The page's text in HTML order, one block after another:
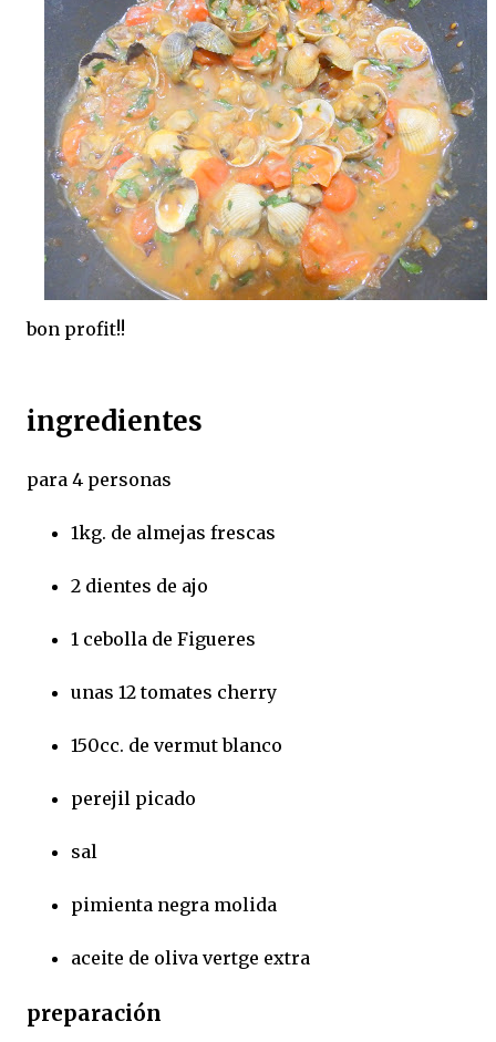
bon profit!!
ingredientes
para 4 personas
1kg. de almejas frescas
2 dientes de ajo
1 cebolla de Figueres
unas 12 tomates cherry
150cc. de vermut blanco
perejil picado
sal
pimienta negra molida
aceite de oliva vertge extra
preparación